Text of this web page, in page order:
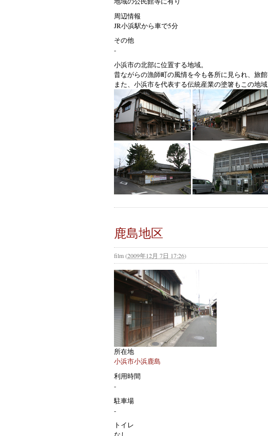
周辺情報
JR小浜駅から車で5分
その他
-
小浜市の北部に位置する地域。
昔ながらの漁師町の風情を今も各所に見られ、旅館
また、小浜市を代表する伝統産業の塗箸もこの地
鹿島地区
film(2009年12月 7日 17:26)
所在地
小浜市小浜鹿島
利用時間
-
駐車場
-
トイレ